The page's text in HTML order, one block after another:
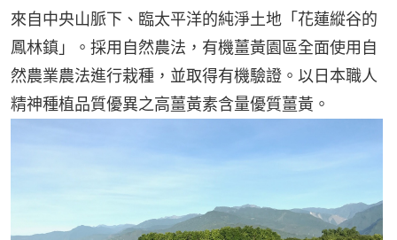
來自中央山脈下、臨太平洋的純淨土地「花蓮縱谷的
鳳林鎮」。採用自然農法，有機薑黃園區全面使用自
然農業農法進行栽種，並取得有機驗證。以日本職人
精神種植品質優異之高薑黃素含量優質薑黃。